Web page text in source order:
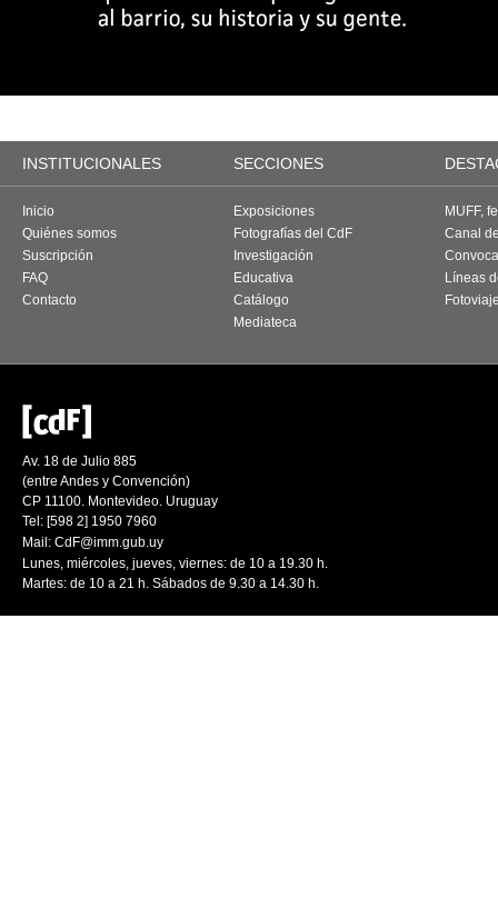
INSTITUCIONALES SECCIONES
Inicio
Quiénes somos
Suscripción
FAQ
Contacto
Exposiciones
Fotografías del CdF
Investigación
Educativa
Catálogo
Mediateca
MUFF,
Canal
Líneas
Av. 18 de Julio 885
(entre Andes y Convención)
CP 11100. Montevideo. Uruguay
Tel: [598 2] 1950 7960
Mail: CdF@imm.gub.uy
Lunes, miércoles, jueves, viernes: de 10 a 19.30 h.
Martes: de 10 a 21 h. Sábados de 9.30 a 14.30 h.